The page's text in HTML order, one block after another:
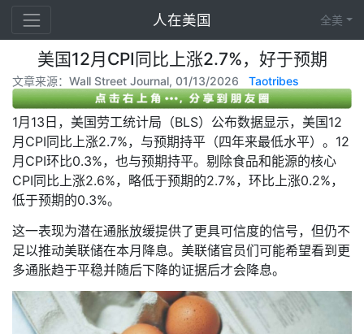
人在美国 全美
美国12月CPI同比上涨2.7%，好于预期
文章来源：Wall Street Journal, 01/13/2026 Taotribes
1月13日，美国劳工统计局（BLS）公布数据显示，美国12
月CPI同比上涨2.7%，与预期持平（四年来最低水平）。12
月CPI环比0.3%，也与预期持平。剔除食品和能源的核心
CPI同比上涨2.6%，略低于预期的2.7%，环比上涨0.2%，
低于预期的0.3%。
这一表现为潜在通胀放缓提供了更具可信度的信号，但仍不
足以推动美联储在本月降息。美联储官员们可能希望看到更
多通胀趋于平稳并随后下降的证据后才会降息。